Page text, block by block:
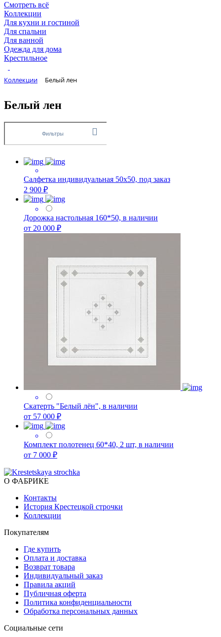
Смотреть всё
Коллекции
Для кухни и гостиной
Для спальни
Для ванной
Одежда для дома
Крестильное
Коллекции Белый лен
Белый лен
Фильтры
Салфетка индивидуальная 50х50, под заказ
2 900 ₽
Дорожка настольная 160*50, в наличии
от 20 000 ₽
Скатерть "Белый лён", в наличии
от 57 000 ₽
Комплект полотенец 60*40, 2 шт, в наличии
от 7 000 ₽
О ФАБРИКЕ
Контакты
История Крестецкой строчки
Коллекции
Покупателям
Где купить
Оплата и доставка
Возврат товара
Индивидуальный заказ
Правила акций
Публичная оферта
Политика конфиденциальности
Обработка персональных данных
Социальные сети